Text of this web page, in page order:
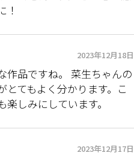
！
2023年12月18日
作品ですね。 菜生ちゃんの
とてもよく分かります。こ
楽しみにしています。
2023年12月17日